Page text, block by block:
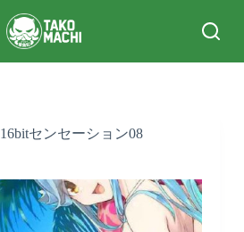
16bitセンセーション08